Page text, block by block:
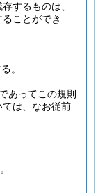
するものは、
ことができ
。
あってこの規則
は、なお従前